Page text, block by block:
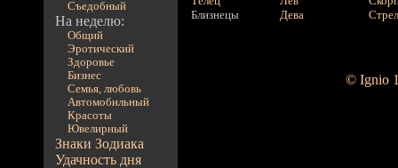
Съедобный
На неделю:
Общий
Эротический
Здоровье
Бизнес
Семья, любовь
Автомобильный
Красоты
Ювелирный
Знаки Зодиака
Удачность дня
Близнецы
Дева
© Ignio